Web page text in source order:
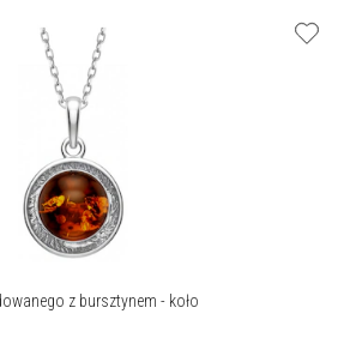
z bursztynem - koło